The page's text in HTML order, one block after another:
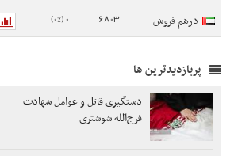
درهم فروش 6803
0 (0%)
پربازدیدترین ها
دستگیری قاتل و عوامل شهادت
فرج‌الله شوشتری